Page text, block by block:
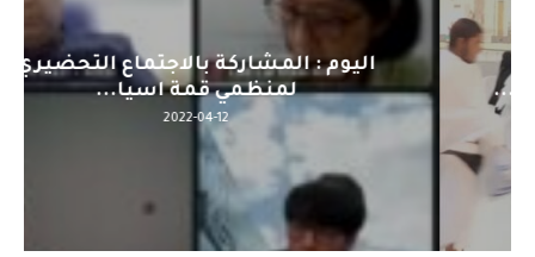
اليوم : المشاركة بالاجتماع التحضيري
لمنظمي قمة اسيا...
2022-04-12